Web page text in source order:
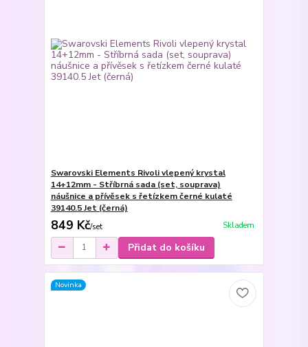
Swarovski Elements Rivoli vlepený krystal
14+12mm - Stříbrná sada (set, souprava)
náušnice a přívěsek s řetízkem černé kulaté
39140.5 Jet (černá)
849 Kč/set Skladem
Přidat do košíku
Novinka